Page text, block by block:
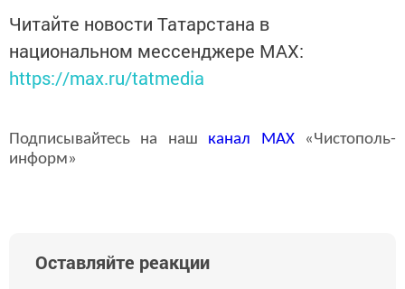
Читайте новости Татарстана в
национальном мессенджере MАХ:
https://max.ru/tatmedia
Подписывайтесь на наш канал MAX«Чистополь-
информ»
Оставляйте реакции